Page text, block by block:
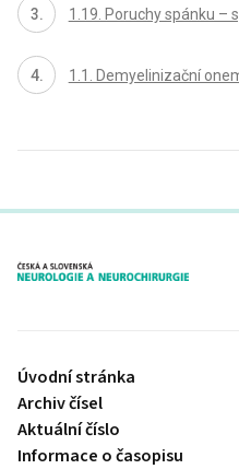
1.19. Poruchy spánku –
1.1. Demyelinizační
proLékaře.cz
Úvodní stránka
Archiv čísel
Aktuální číslo
Informace o časopisu